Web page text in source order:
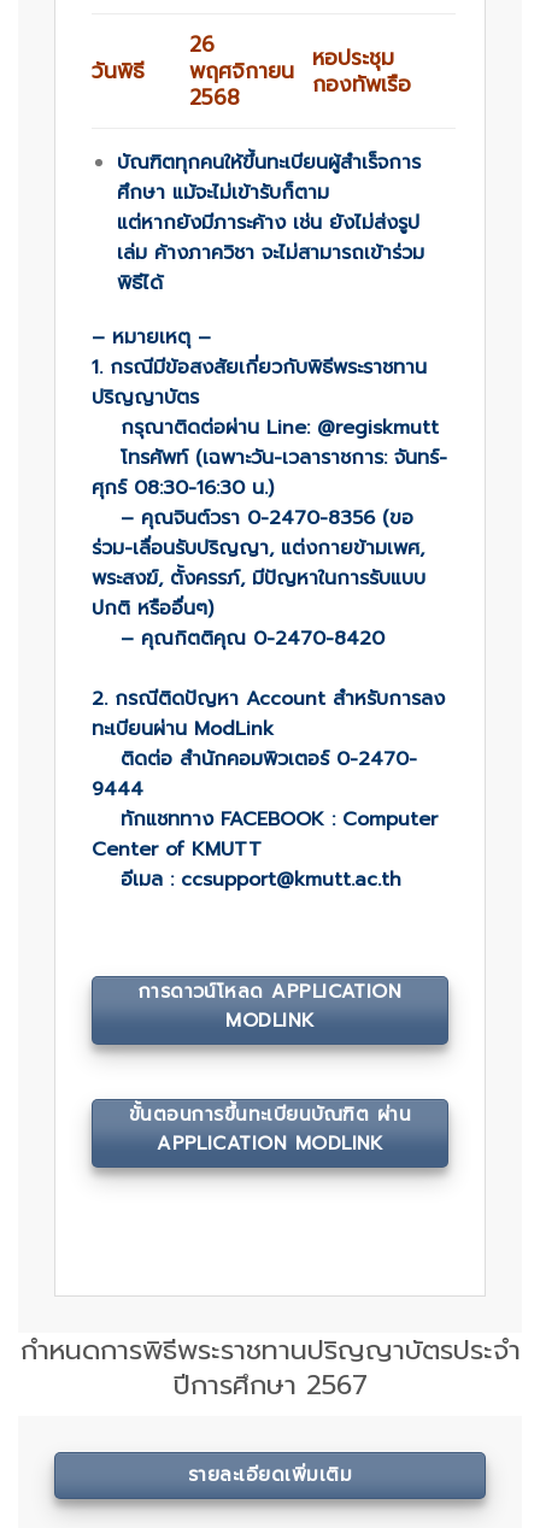
วันพิธี
26
พฤศจิกายน
2568
หอประชุม
กองทัพเรือ
บัณฑิตทุกคนให้ขึ้นทะเบียนผู้สำเร็จการ
ศึกษา แม้จะไม่เข้ารับก็ตาม
แต่หากยังมีภาระค้าง เช่น ยังไม่ส่งรูป
เล่ม ค้างภาควิชา จะไม่สามารถเข้าร่วม
พิธีได้
– หมายเหตุ –
1. กรณีมีข้อสงสัยเกี่ยวกับพิธีพระราชทาน
ปริญญาบัตร
กรุณาติดต่อผ่าน Line: @regiskmutt
โทรศัพท์ (เฉพาะวัน-เวลาราชการ: จันทร์-
ศุกร์ 08:30-16:30 น.)
– คุณจินต์วรา 0-2470-8356 (ขอ
ร่วม-เลื่อนรับปริญญา, แต่งกายข้ามเพศ,
พระสงฆ์, ตั้งครรภ์, มีปัญหาในการรับแบบ
ปกติ หรืออื่นๆ)
– คุณกิตติคุณ 0-2470-8420
2. กรณีติดปัญหา Account สำหรับการลง
ทะเบียนผ่าน ModLink
ติดต่อ สำนักคอมพิวเตอร์ 0-2470-
9444
ทักแชททาง FACEBOOK : Computer
Center of KMUTT
อีเมล : ccsupport@kmutt.ac.th
การดาวน์โหลด APPLICATION
MODLINK
ขั้นตอนการขึ้นทะเบียนบัณฑิต ผ่าน
APPLICATION MODLINK
กำหนดการพิธีพระราชทานปริญญาบัตรประจำ
ปีการศึกษา 2567
รายละเอียดเพิ่มเติม